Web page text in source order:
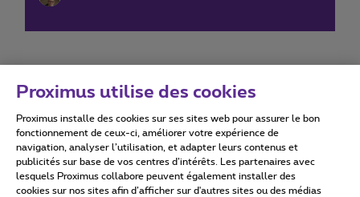
Conditions d'utilisation Accessibility statement
Proximus utilise des cookies
Proximus installe des cookies sur ses sites web pour assurer le bon
fonctionnement de ceux-ci, améliorer votre expérience de
navigation, analyser l’utilisation, et adapter leurs contenus et
publicités sur base de vos centres d’intérêts. Les partenaires avec
lesquels Proximus collabore peuvent également installer des
cookies sur nos sites afin d’afficher sur d'autres sites ou des médias